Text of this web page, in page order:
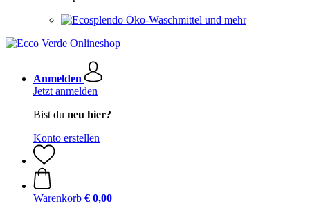
Öko-Waschmittel und mehr
Anmelden
Jetzt anmelden
Bist du neu hier?
Konto erstellen
Warenkorb € 0,00